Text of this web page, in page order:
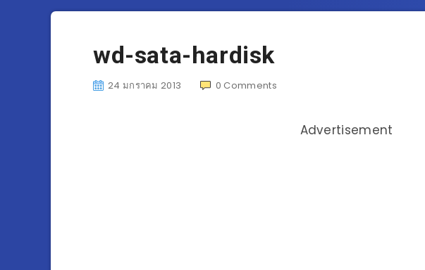
wd-sata-hardisk
24 มกราคม 2013 0 Comments
Advertisement